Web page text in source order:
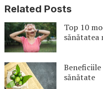
Related Posts
Top 10
sănătatea
sănătate